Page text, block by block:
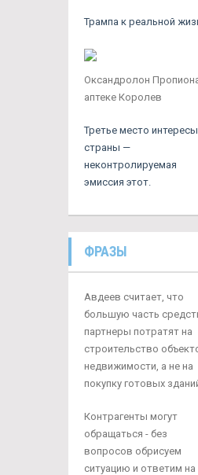
Трампа к реальной
Оксандролон
аптеке Королев
Третье место интересы
страны —
неконтролируемая
эмиссия этот.
ФРАЗЫ
Авдеев считает, что
большую часть
партнеры потратят на
строительство
недвижимости, а не на
покупку готовых
Контрагенты могут
обращаться - без
вопросов обрисуем
ситуацию и ответим на